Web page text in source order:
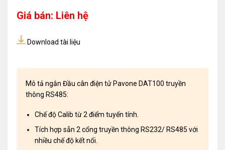
Giá bán: Liên hệ
Download tài liệu
Mô tả ngắn Đầu cân điện tử Pavone DAT100 truyền
thông RS485:
Chế độ Calib từ 2 điểm tuyến tính.
Tích hợp sẵn 2 cổng truyền thông RS232/ RS485 với
nhiều chế độ kết nối.